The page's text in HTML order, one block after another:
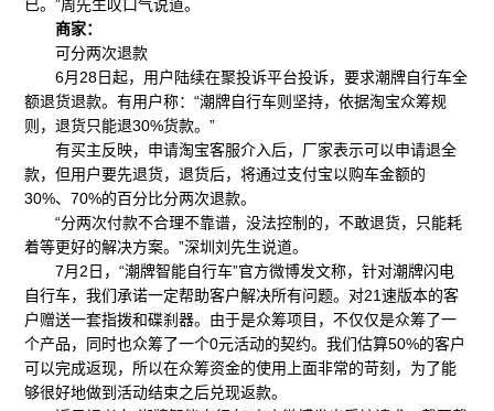
已。”周先生叹口气说道。
商家：
可分两次退款
6月28日起，用户陆续在聚投诉平台投诉，要求潮牌自行车全
额退货退款。有用户称：“潮牌自行车则坚持，依据淘宝众筹规
则，退货只能退30%货款。”
有买主反映，申请淘宝客服介入后，厂家表示可以申请退全
款，但用户要先退货，退货后，将通过支付宝以购车金额的
30%、70%的百分比分两次退款。
“分两次付款不合理不靠谱，没法控制的，不敢退货，只能耗
着等更好的解决方案。”深圳刘先生说道。
7月2日，“潮牌智能自行车”官方微博发文称，针对潮牌闪电
自行车，我们承诺一定帮助客户解决所有问题。对21速版本的客
户赠送一套指拨和碟刹器。由于是众筹项目，不仅仅是众筹了一
个产品，同时也众筹了一个0元活动的契约。我们估算50%的客户
可以完成返现，所以在众筹资金的使用上面非常的苛刻，为了能
够很好地做到活动结束之后兑现返款。